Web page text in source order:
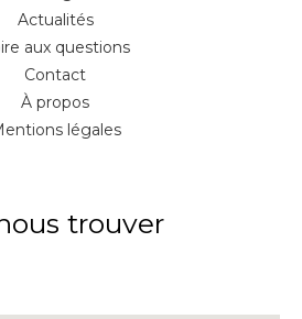
Actualités
aux questions
Contact
À propos
légales
trouver